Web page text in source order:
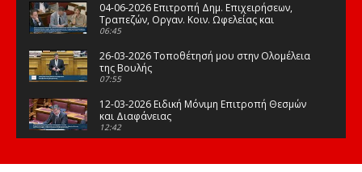
04-06-2026 Επιτροπή Δημ. Επιχειρήσεων,
Τραπεζών, Οργαν. Κοιν. Ωφελείας και
Φορέων Κοινων. Ασφάλισης
06:45
26-03-2026 Τοποθέτησή μου στην Ολομέλεια
της Βουλής
07:55
12-03-2026 Ειδική Μόνιμη Επιτροπή Θεσμών
και Διαφάνειας
12:42
της Βουλής